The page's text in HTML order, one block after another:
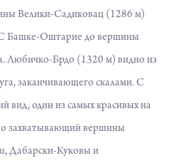
Велики-Садиковац (1286 м)
Башке-Оштарие до вершины
Любичко-Брдо (1320 м) видно из
заканчивающего скалами. С
вид, один из самых красивых на
захватывающий вершины
Дабарски-Куковы и